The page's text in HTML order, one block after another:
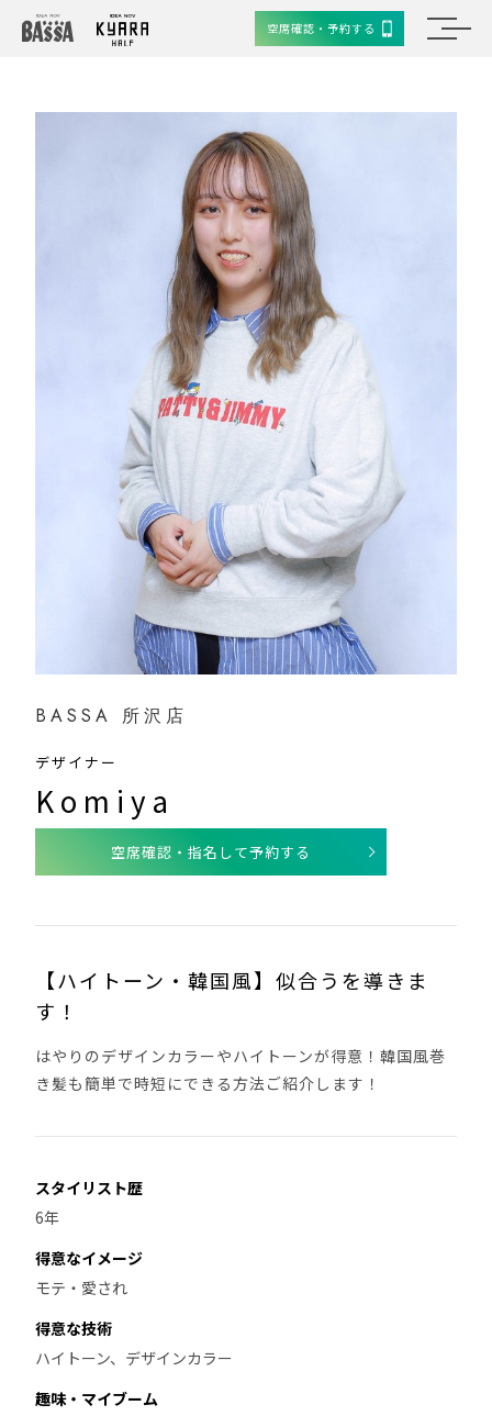
空席確認・予約する
BASSA 所沢店
デザイナー
Komiya
空席確認・指名して予約する
【ハイトーン・韓国風】似合うを導きま
す！
はやりのデザインカラーやハイトーンが得意！韓国風巻
き髪も簡単で時短にできる方法ご紹介します！
スタイリスト歴
6年
得意なイメージ
モテ・愛され
得意な技術
ハイトーン、デザインカラー
趣味・マイブーム